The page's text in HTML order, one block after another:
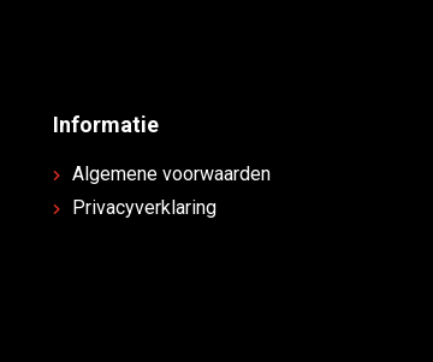
Informatie
Algemene voorwaarden
Privacyverklaring